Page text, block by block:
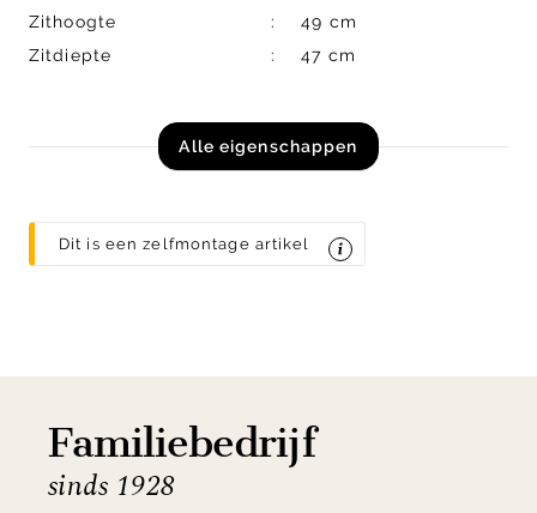
Zithoogte
49 cm
Zitdiepte
47 cm
Alle eigenschappen
Dit is een zelfmontage artikel
Familiebedrijf
sinds 1928